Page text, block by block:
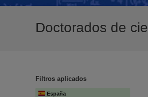
Doctorados de
Filtros aplicados
España